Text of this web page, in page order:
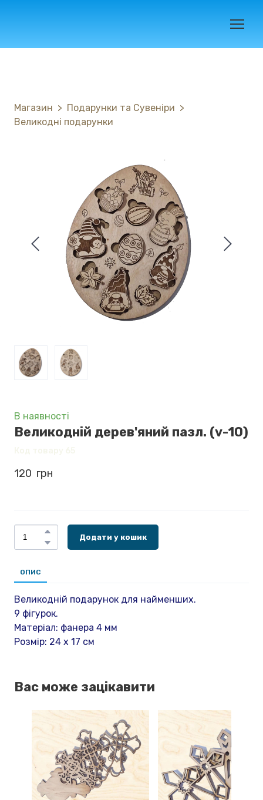
Магазин
Подарунки та Сувеніри
Великодні подарунки
В наявності
Великодній дерев'яний пазл. (v-10)
120  грн
Додати у кошик
ОПИС
Великодній подарунок для найменших.
9 фігурок.
Матеріал: фанера 4 мм
Розмір: 24 х 17 см
Вас може зацікавити